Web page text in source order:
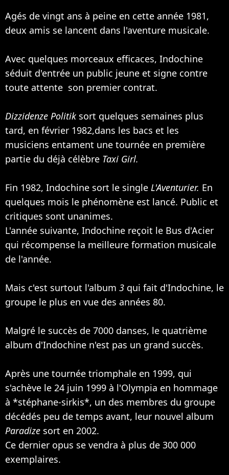
Agés de vingt ans à peine en cette année 1981,
deux amis se lancent dans l'aventure musicale.
Avec quelques morceaux efficaces, Indochine
séduit d'entrée un public jeune et signe contre
toute attente son premier contrat.
Dizzidenze Politik sort quelques semaines plus
tard, en février 1982,dans les bacs et les
musiciens entament une tournée en première
partie du déjà célèbre Taxi Girl.
Fin 1982, Indochine sort le single L'Aventurier. En
quelques mois le phénomène est lancé. Public et
critiques sont unanimes.
L'année suivante, Indochine reçoit le Bus d'Acier
qui récompense la meilleure formation musicale
de l'année.
Mais c'est surtout l'album 3 qui fait d'Indochine, le
groupe le plus en vue des années 80.
Malgré le succès de 7000 danses, le quatrième
album d'Indochine n'est pas un grand succès.
Après une tournée triomphale en 1999, qui
s'achève le 24 juin 1999 à l'Olympia en hommage
à *stéphane-sirkis*, un des membres du groupe
décédés peu de temps avant, leur nouvel album
Paradize sort en 2002.
Ce dernier opus se vendra à plus de 300 000
exemplaires.